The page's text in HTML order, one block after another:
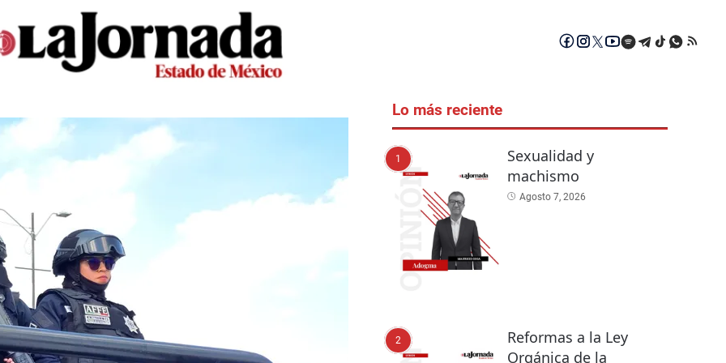
Lo más reciente
1
Sexualidad y
machismo
Agosto 7, 2026
2
Reformas a la Ley
Orgánica de la